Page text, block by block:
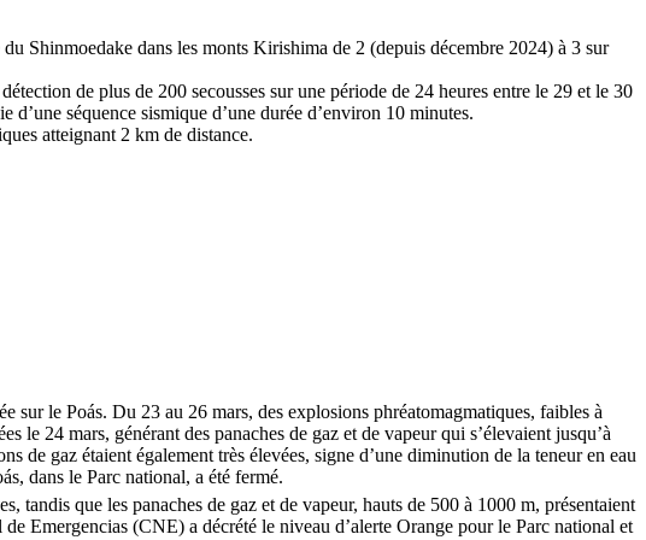
Shinmoedake dans les monts Kirishima de 2 (depuis décembre 2024) à 3 sur
de plus de 200 secousses sur une période de 24 heures entre le 29 et le 30
séquence sismique d’une durée d’environ 10 minutes.
atteignant 2 km de distance.
le Poás. Du 23 au 26 mars, des explosions phréatomagmatiques, faibles à
le 24 mars, générant des panaches de gaz et de vapeur qui s’élevaient jusqu’à
de gaz étaient également très élevées, signe d’une diminution de la teneur en eau
dans le Parc national, a été fermé.
tandis que les panaches de gaz et de vapeur, hauts de 500 à 1000 m, présentaient
Emergencias (CNE) a décrété le niveau d’alerte Orange pour le Parc national et